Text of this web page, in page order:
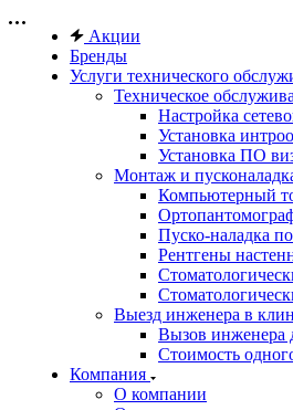
Акции
Бренды
Услуги технического
Техническое
Настройка
Установка
Установка ПО
Монтаж и
Компьютерный
Пуско-наладка
Рентгены
Выезд инженера в
Вызов инженера
Стоимость
Компания
О компании